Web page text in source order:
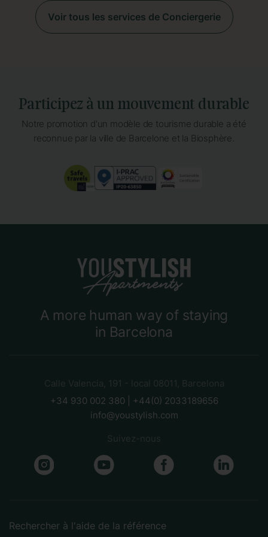
Voir tous les services de Conciergerie
Participez à un mouvement durable
Notre promotion d'un modèle de tourisme durable a été
reconnue par la ville de Barcelone et la Biosphère.
A more human way of staying
in Barcelona
Calle Valencia, 191 - local 08011, Barcelona
+34 930 002 380 | +44(0) 2033189656
info@youstylish.com
Suivez-nous
Rechercher à l'aide de la référence